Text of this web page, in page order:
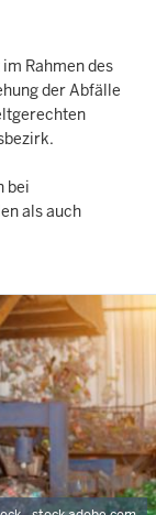
Rahmen des
der Abfälle
bei
als auch